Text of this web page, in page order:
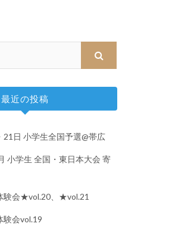
最近の投稿
日 小学生全国予選@帯広
小学生 全国・東日本大会 寄
験会★vol.20、★vol.21
験会vol.19